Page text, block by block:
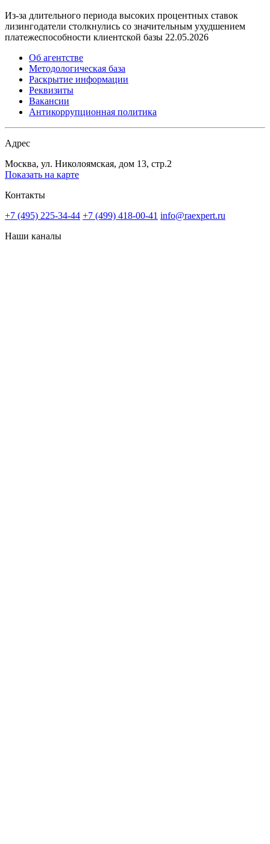
Из-за длительного периода высоких процентных ставок
лизингодатели столкнулись со значительным ухудшением
платежеспособности клиентской базы 22.05.2026
Об агентстве
Методологическая база
Раскрытие информации
Реквизиты
Вакансии
Антикоррупционная политика
Адрес
Москва, ул. Николоямская, дом 13, стр.2
Показать на карте
Контакты
+7 (495) 225-34-44 +7 (499) 418-00-41 info@raexpert.ru
Наши каналы